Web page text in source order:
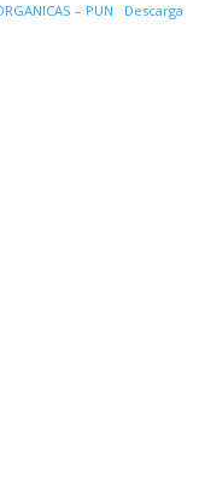
– PUN Descarga